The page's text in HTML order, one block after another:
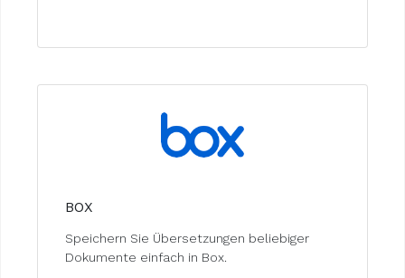
BOX
Speichern Sie Übersetzungen beliebiger
Dokumente einfach in Box.